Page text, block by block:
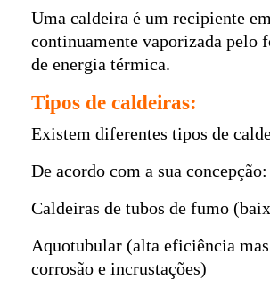
Uma caldeira é um recipiente
continuamente vaporizada pelo
de energia térmica.
Tipos de caldeiras:
Existem diferentes tipos de
De acordo com a sua concepção:
Caldeiras de tubos de fumo
Aquotubular (alta eficiência
corrosão e incrustações)